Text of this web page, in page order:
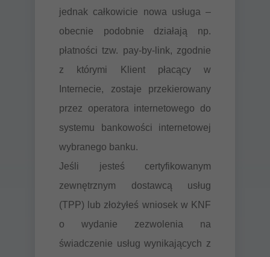
jednak całkowicie nowa usługa –
obecnie podobnie działają np.
płatności tzw. pay-by-link, zgodnie
z którymi Klient płacący w
Internecie, zostaje przekierowany
przez operatora internetowego do
systemu bankowości internetowej
wybranego banku.
Jeśli jesteś certyfikowanym
zewnętrznym dostawcą usług
(TPP) lub złożyłeś wniosek w KNF
o wydanie zezwolenia na
świadczenie usług wynikających z